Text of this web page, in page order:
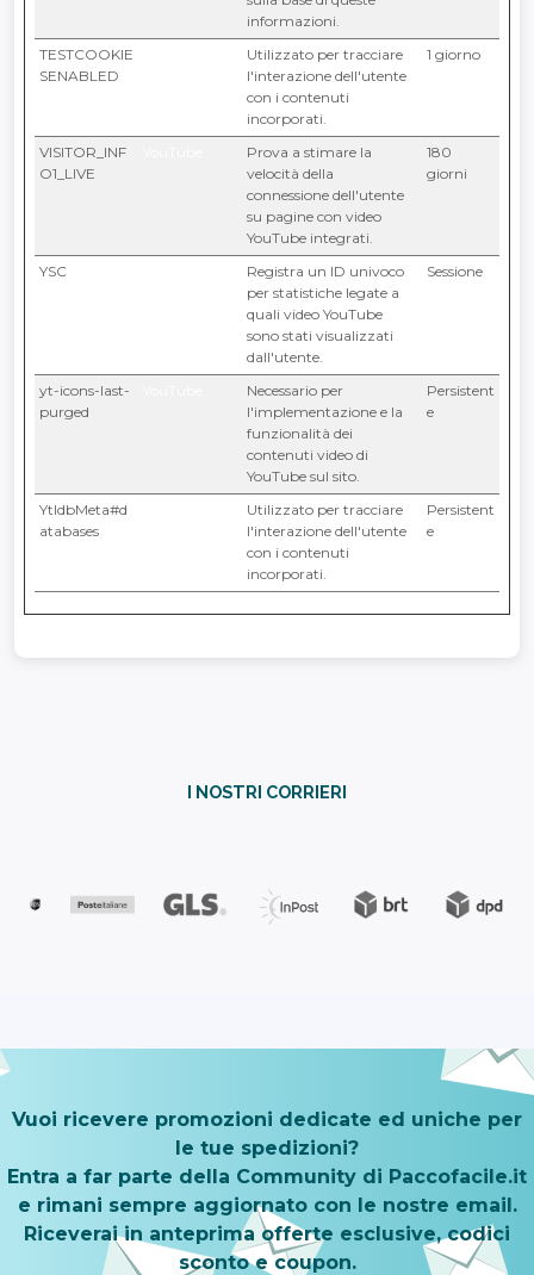
informazioni.
TESTCOOKIE
SENABLED
Utilizzato per tracciare
l'interazione dell'utente
con i contenuti
incorporati.
1 giorno
VISITOR_INF
O1_LIVE
Prova a stimare la
velocità della
connessione dell'utente
su pagine con video
YouTube integrati.
180
giorni
YSC
Registra un ID univoco
per statistiche legate a
quali video YouTube
sono stati visualizzati
dall'utente.
Sessione
yt-icons-last-
purged
Necessario per
l'implementazione e la
funzionalità dei
contenuti video di
YouTube sul sito.
Persistent
e
YtIdbMeta#d
atabases
Utilizzato per tracciare
l'interazione dell'utente
con i contenuti
incorporati.
Persistent
e
I NOSTRI CORRIERI
Vuoi ricevere promozioni dedicate ed uniche per
le tue spedizioni?
Entra a far parte della Community di Paccofacile.it
e rimani sempre aggiornato con le nostre email.
Riceverai in anteprima offerte esclusive, codici
sconto e coupon.